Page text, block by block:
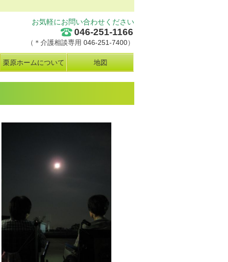
お気軽にお問い合わせください
046-251-1166
（＊介護相談専用 046-251-7400）
栗原ホームについて 地図